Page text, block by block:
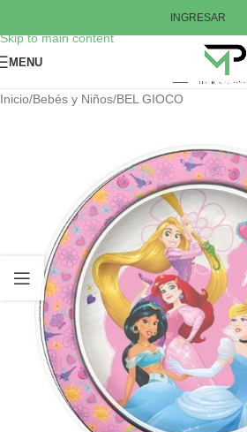
Skip to main content
INGRESAR
MENU
Inicio/Bebés y Niños/BEL GIOCO